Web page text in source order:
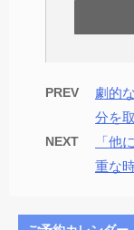
PREV
劇的
分を
NEXT
「他
重な時